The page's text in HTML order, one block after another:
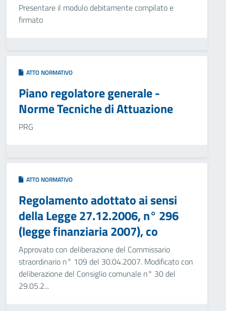
Presentare il modulo debitamente compilato e
firmato
ATTO NORMATIVO
Piano regolatore generale -
Norme Tecniche di Attuazione
PRG
ATTO NORMATIVO
Regolamento adottato ai sensi
della Legge 27.12.2006, n° 296
(legge finanziaria 2007), co
Approvato con deliberazione del Commissario
straordinario n° 109 del 30.04.2007. Modificato con
deliberazione del Consiglio comunale n° 30 del
29.05.2...